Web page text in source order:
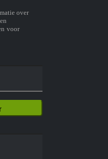
over
voor